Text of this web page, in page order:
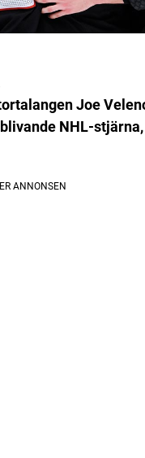
Joe
NHL-